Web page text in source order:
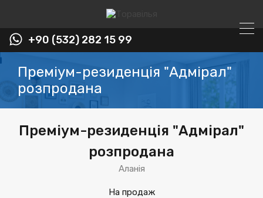
+90 (532) 282 15 99
Преміум-резиденція "Адмірал"
розпродана
Преміум-резиденція "Адмірал"
розпродана
Аланія
На продаж